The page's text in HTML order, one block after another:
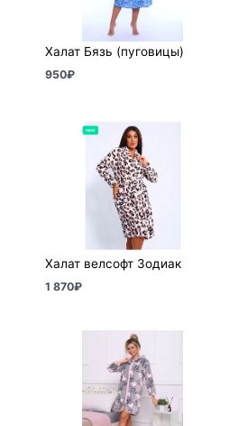
Халат Бязь (пуговицы)
950₽
Халат велсофт Зодиак
1 870₽